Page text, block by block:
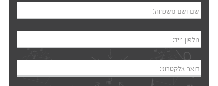
שם ושם משפחה:
טלפון נייד:
דואר אלקטרוני: